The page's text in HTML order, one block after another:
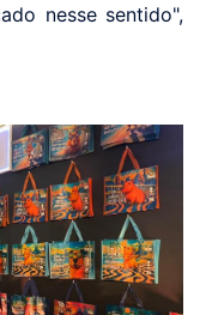
nesse sentido",